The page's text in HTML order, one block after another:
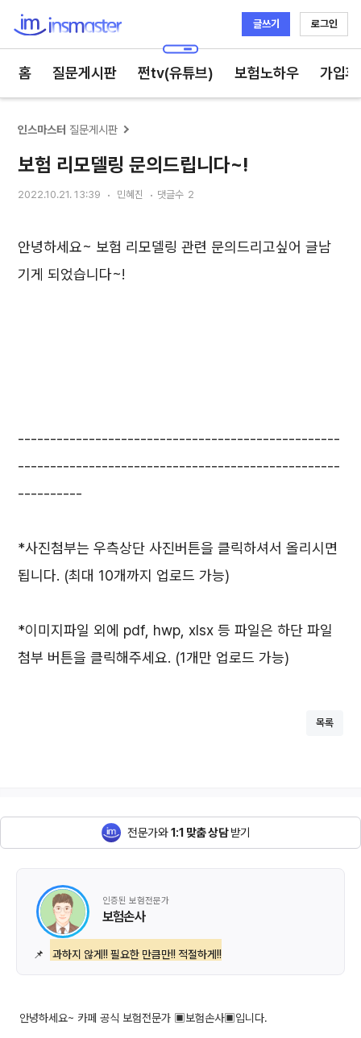
글쓰기 로그인
홈 질문게시판 쩐tv(유튜브) 보험노하우 가입
인스마스터 질문게시판
보험 리모델링 문의드립니다~!
2022.10.21. 13:39 민혜진 댓글수 2
안녕하세요~ 보험 리모델링 관련 문의드리고싶어 글남
기게 되었습니다~!
--------------------------------------------------
--------------------------------------------------
----------
*사진첨부는 우측상단 사진버튼을 클릭하셔서 올리시면
됩니다. (최대 10개까지 업로드 가능)
*이미지파일 외에 pdf, hwp, xlsx 등 파일은 하단 파일
첨부 버튼을 클릭해주세요. (1개만 업로드 가능)
목록
전문가와1:1 맞춤 상담받기
인증된 보험전문가
보험손사
📌 과하지 않게!! 필요한 만큼만!! 적절하게!!
안녕하세요~ 카페 공식 보험전문가 ▣보험손사▣입니다.